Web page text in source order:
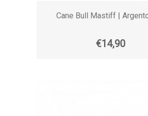
Cane Bull Mastiff |
€14,90